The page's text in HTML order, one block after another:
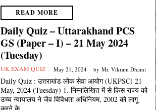
READ MORE
Daily Quiz – Uttarakhand PCS
GS (Paper – I) – 21 May 2024
(Tuesday)
UK EXAM QUIZ May 21, 2024 by Mr. Vikram Dhami
Daily Quiz : उत्तराखंड लोक सेवा आयोग (UKPSC) 21
May, 2024 (Tuesday) 1. निम्नलिखित में से किस राज्य को
उच्च न्यायालय ने जैव विविधता अधिनियम, 2002 को लागू